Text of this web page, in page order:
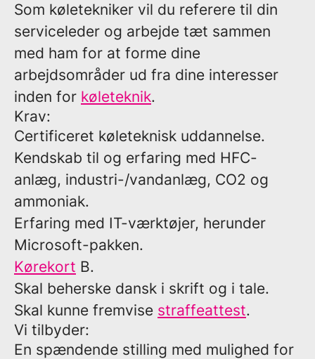
Som køletekniker vil du referere til din
serviceleder og arbejde tæt sammen
med ham for at forme dine
arbejdsområder ud fra dine interesser
inden for køleteknik.
Krav:
Certificeret køleteknisk uddannelse.
Kendskab til og erfaring med HFC-
anlæg, industri-/vandanlæg, CO2 og
ammoniak.
Erfaring med IT-værktøjer, herunder
Microsoft-pakken.
Kørekort B.
Skal beherske dansk i skrift og i tale.
Skal kunne fremvise straffeattest.
Vi tilbyder:
En spændende stilling med mulighed for